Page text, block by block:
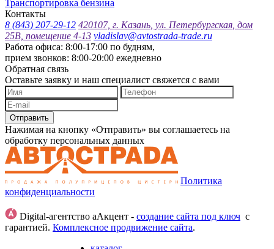
Транспортировка бензина
Контакты
8 (843) 207-29-12 420107, г. Казань, ул. Петербургская, дом
25В, помещение 4-13 vladislav@avtostrada-trade.ru
Работа офиса: 8:00-17:00 по будням,
прием звонков: 8:00-20:00 ежедневно
Обратная связь
Оставьте заявку и наш специалист свяжется с вами
Отправить
Нажимая на кнопку «Отправить» вы соглашаетесь на
обработку персональных данных
Политика
конфиденциальности
Digital-агентство аАкцент - создание сайта под ключ с
гарантией. Комплексное продвижение сайта.